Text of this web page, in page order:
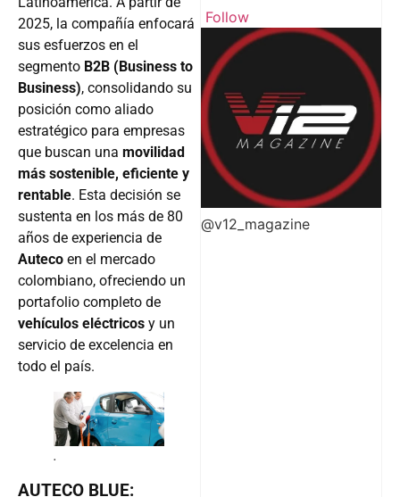
2025, la compañía enfocará
sus esfuerzos en el
segmento B2B (Business to
Business), consolidando su
posición como aliado
estratégico para empresas
que buscan una movilidad
más sostenible, eficiente y
rentable. Esta decisión se
sustenta en los más de 80
años de experiencia de
Auteco en el mercado
colombiano, ofreciendo un
portafolio completo de
vehículos eléctricos y un
servicio de excelencia en
todo el país.
.
AUTECO BLUE:
Follow
@v12_magazine